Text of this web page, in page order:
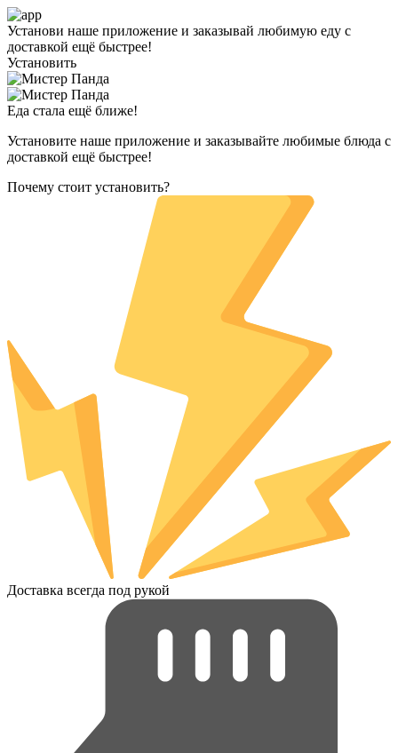
Установи наше приложение и заказывай любимую еду с
доставкой ещё быстрее!
Установить
Еда стала ещё ближе!
Установите наше приложение и заказывайте любимые блюда с
доставкой ещё быстрее!
Почему стоит установить?
Доставка всегда под рукой